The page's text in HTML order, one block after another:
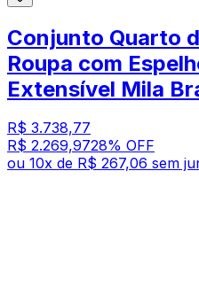
Conjunto Quarto
Roupa com
Extensível Mila
R$ 3.738,77
R$ 2.269,9728% OFF
ou 10x de R$ 267,06 sem